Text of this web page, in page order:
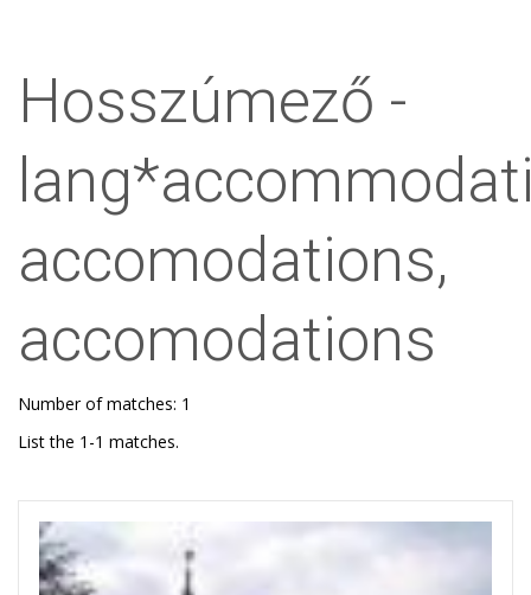
Hosszúmező -
accomodations,
accomodations
Number of matches: 1
List the 1-1 matches.